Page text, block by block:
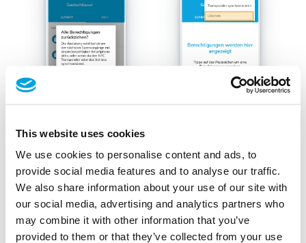
This website uses cookies
We use cookies to personalise content and ads, to
provide social media features and to analyse our traffic.
We also share information about your use of our site with
our social media, advertising and analytics partners who
may combine it with other information that you’ve
provided to them or that they’ve collected from your use
3. Entziehe alle Berechtigungen auf dem
Transponder